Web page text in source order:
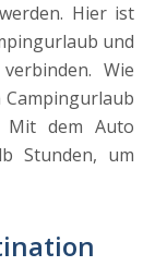
Hier ist
und
Wie
dem Auto
Stunden, um